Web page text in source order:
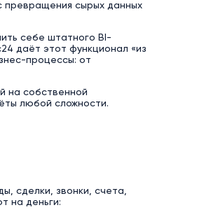
превращения сырых данных
себе штатного BI-
даёт этот функционал «из
процессы: от
на собственной
любой сложности.
сделки, звонки, счета,
на деньги: